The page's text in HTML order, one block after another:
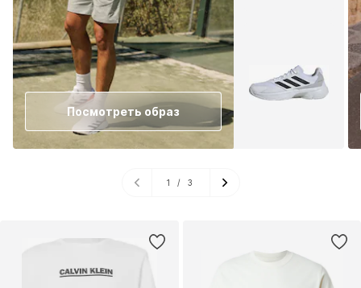
Посмотреть образ
1 / 3